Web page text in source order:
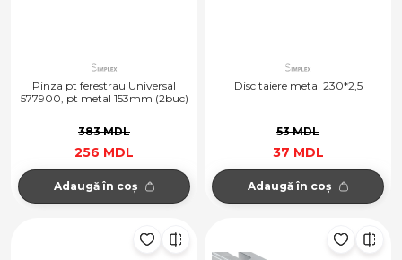
Pinza pt ferestrau Universal
577900, pt metal 153mm (2buc)
383 MDL
256 MDL
Adaugă în coș
Disc taiere metal 230*2,5
53 MDL
37 MDL
Adaugă în coș